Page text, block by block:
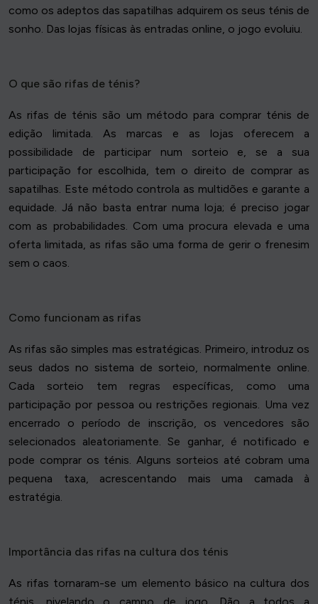
como os adeptos das sapatilhas adquirem os seus ténis de
sonho. Das lojas físicas às entradas online, o jogo evoluiu.
O que são rifas de ténis?
As rifas de ténis são um método para comprar ténis de
edição limitada. As marcas e as lojas oferecem a
possibilidade de participar num sorteio e, se a sua
participação for escolhida, tem o direito de comprar as
sapatilhas. Este método controla as multidões e garante a
equidade. Já não basta entrar numa loja; é preciso jogar
com as probabilidades. Com uma procura elevada e uma
oferta limitada, as rifas são uma forma de gerir o frenesim
sem o caos.
Como funcionam as rifas
As rifas são simples mas estratégicas. Primeiro, introduz os
seus dados no sistema de sorteio, normalmente online.
Cada sorteio tem regras específicas, como uma
participação por pessoa ou restrições regionais. Uma vez
encerrado o período de inscrição, os vencedores são
selecionados aleatoriamente. Se ganhar, é notificado e
pode comprar os ténis. Alguns sorteios até cobram uma
pequena taxa, acrescentando mais uma camada à
estratégia.
Importância das rifas na cultura dos ténis
As rifas tornaram-se um elemento básico na cultura dos